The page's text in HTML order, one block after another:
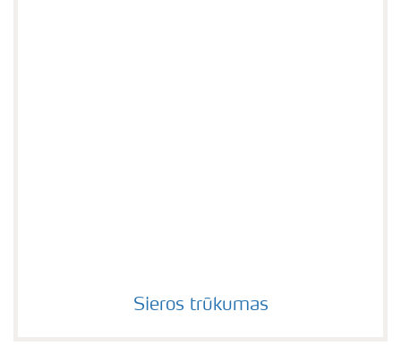
Sieros trūkumas
Sieros trūkumas